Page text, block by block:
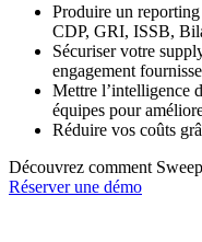
Produire un
CDP, GRI, ISSB,
Sécuriser votre
engagement
Mettre l’intelligence
équipes pour
Réduire vos coûts
Découvrez comment
Réserver une démo